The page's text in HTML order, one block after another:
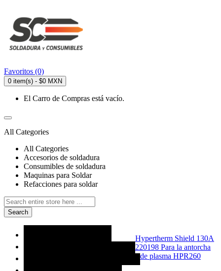
Favoritos (0)
0 item(s) - $0 MXN
El Carro de Compras está vacío.
All Categories
All Categories
Accesorios de soldadura
Consumibles de soldadura
Maquinas para Soldar
Refacciones para soldar
Search
Hypertherm Shield 130A
220198 Para la antorcha
de plasma HPR260